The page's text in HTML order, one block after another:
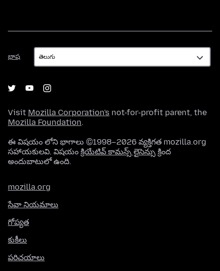
భాష
భాష
Visit Mozilla Corporation's not-for-profit parent, the
Mozilla Foundation.
ఈ విషయం లోని భాగాలు ©1998–2026 వ్యక్తిగత mozilla.org
సహాయకులవి. విషయం క్రియేటివ్ కామన్స్ లైసెన్సు క్రింద
అందుబాటులో ఉంది.
mozilla.org
సేవా నియమాలు
గోప్యత
కుకీలు
పరిచయాలు